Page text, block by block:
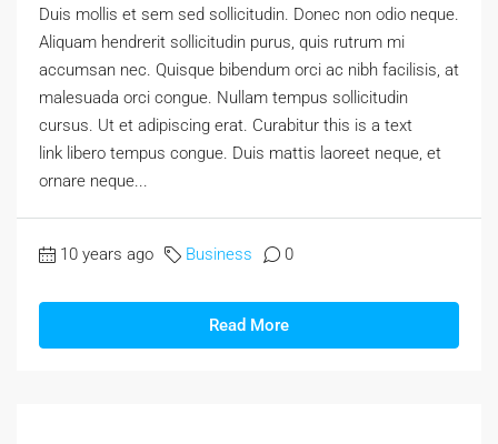
Duis mollis et sem sed sollicitudin. Donec non odio neque.
Aliquam hendrerit sollicitudin purus, quis rutrum mi
accumsan nec. Quisque bibendum orci ac nibh facilisis, at
malesuada orci congue. Nullam tempus sollicitudin
cursus. Ut et adipiscing erat. Curabitur this is a text
link libero tempus congue. Duis mattis laoreet neque, et
ornare neque...
10 years ago Business 0
Read More